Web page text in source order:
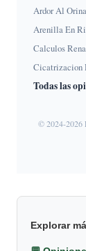
Ardor Al
Arenilla En
Calculos
Cicatrizacion
Todas las
© 2024-2026
Explorar